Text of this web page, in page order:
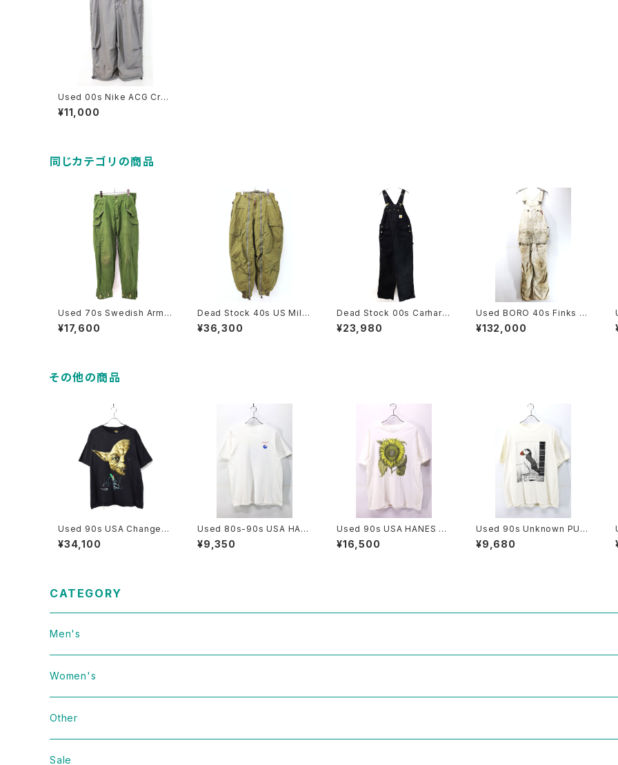
Used 00s Nike ACG Cro
pped Nylon Tech Pants
Size M 古着
¥11,000
同じカテゴリの商品
Used 70s Swedish Army
M-59 Military Cargo Pant
s Size W32 L30 古着
¥17,600
Dead Stock 40s US Milit
ary ARMY AIR FORCE A-1
1A Alpaca Liner Flight Pa
¥36,300
Dead Stock 00s Carhartt
USA Carhartt Black Duck
Double Knee Over All Pa
¥23,980
Used BORO 40s Finks W
hite Cotton Double Knee
Apron Over All Pants Siz
¥132,000
その他の商品
Used 90s USA Changes
STAR WARS RETURN OF
THE JEDI Graphic T-Shirt
¥34,100
Used 80s-90s USA HAN
ES ORACLE Tech Graphic
T-Shirt Size L 古着
¥9,350
Used 90s USA HANES Fl
os Solis maior Sun Flow
er Art Graphic T-Shirt Siz
¥16,500
Used 90s Unknown PUF
FIN NUFFIN Both Side An
imal Art graphic T-Shirt S
¥9,680
CATEGORY
Men's
Vintage
Domestic
Jacket
Women's
Vintage
Domestic
Other
bag
Sale